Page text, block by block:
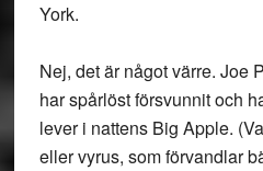
York.
Nej, det är något värre. Joe
har spårlöst försvunnit och
lever i nattens Big Apple.
eller vyrus, som förvandlar